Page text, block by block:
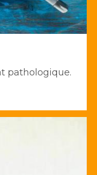
pathologique.